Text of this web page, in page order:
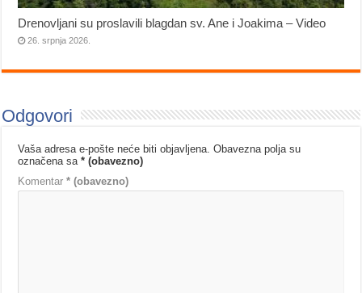
Drenovljani su proslavili blagdan sv. Ane i Joakima – Video
26. srpnja 2026.
Odgovori
Vaša adresa e-pošte neće biti objavljena. Obavezna polja su
označena sa* (obavezno)
Komentar* (obavezno)